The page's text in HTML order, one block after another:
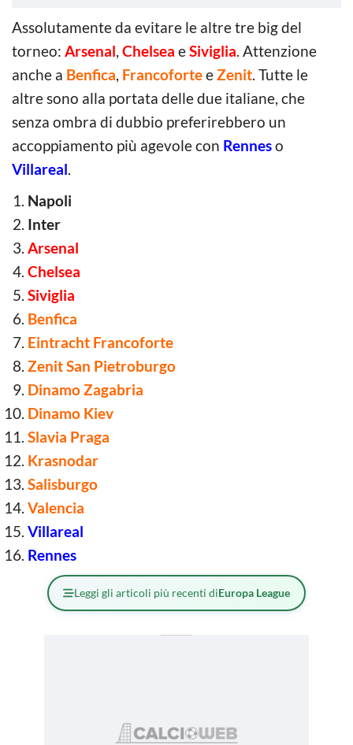
Assolutamente da evitare le altre tre big del
torneo: Arsenal, Chelsea eSiviglia. Attenzione
anche a Benfica, FrancoforteeZenit. Tutte le
altre sono alla portata delle due italiane, che
senza ombra di dubbio preferirebbero un
accoppiamento più agevole con Renneso
Villareal.
Napoli
Inter
Arsenal
Chelsea
Siviglia
Benfica
Eintracht Francoforte
Zenit San Pietroburgo
Dinamo Zagabria
Dinamo Kiev
Slavia Praga
Krasnodar
Salisburgo
Valencia
Villareal
Rennes
Leggi gli articoli più recenti diEuropa League